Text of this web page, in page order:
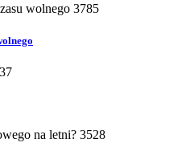
3785
3528